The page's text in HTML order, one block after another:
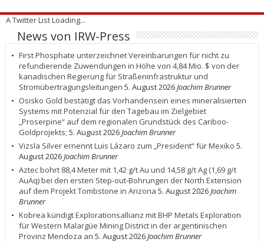
A Twitter List Loading...
News von IRW-Press
First Phosphate unterzeichnet Vereinbarungen für nicht zu
refundierende Zuwendungen in Höhe von 4,84 Mio. $ von der
kanadischen Regierung für Straßeninfrastruktur und
Stromübertragungsleitungen 5. August 2026Joachim Brunner
Osisko Gold bestätigt das Vorhandensein eines mineralisierten
Systems mit Potenzial für den Tagebau im Zielgebiet
„Proserpine“ auf dem regionalen Grundstück des Cariboo-
Goldprojekts; 5. August 2026Joachim Brunner
Vizsla Silver ernennt Luis Lázaro zum „President“ für Mexiko 5.
August 2026Joachim Brunner
Aztec bohrt 88,4 Meter mit 1,42 g/t Au und 14,58 g/t Ag (1,69 g/t
AuÄq) bei den ersten Step-out-Bohrungen der North Extension
auf dem Projekt Tombstone in Arizona 5. August 2026Joachim
Brunner
Kobrea kündigt Explorationsallianz mit BHP Metals Exploration
für Western Malargüe Mining District in der argentinischen
Provinz Mendoza an 5. August 2026Joachim Brunner